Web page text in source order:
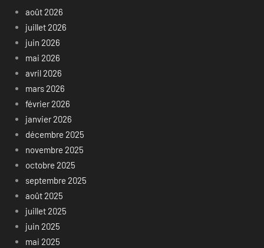
août 2026
juillet 2026
juin 2026
mai 2026
avril 2026
mars 2026
février 2026
janvier 2026
décembre 2025
novembre 2025
octobre 2025
septembre 2025
août 2025
juillet 2025
juin 2025
mai 2025